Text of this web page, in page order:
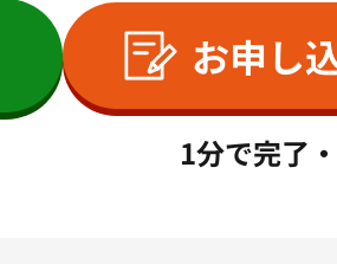
お申し
1分で完了